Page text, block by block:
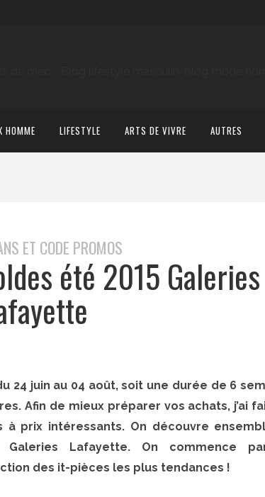
HOMME LIFESTYLE ARTS DE VIVRE AUTRES
ET CODE PROMOS
été 2015 Galeries
24 juin au 04 août, soit une durée de 6
Afin de mieux préparer vos achats, j’ai
prix intéressants. On découvre
Lafayette. On commence
des it-pièces les plus tendances !